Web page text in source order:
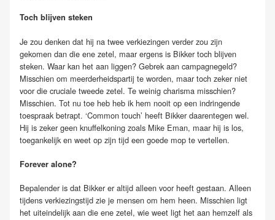
Toch blijven steken
Je zou denken dat hij na twee verkiezingen verder zou zijn
gekomen dan die ene zetel, maar ergens is Bikker toch blijven
steken. Waar kan het aan liggen? Gebrek aan campagnegeld?
Misschien om meerderheidspartij te worden, maar toch zeker niet
voor die cruciale tweede zetel. Te weinig charisma misschien?
Misschien. Tot nu toe heb heb ik hem nooit op een indringende
toespraak betrapt. ‘Common touch’ heeft Bikker daarentegen wel.
Hij is zeker geen knuffelkoning zoals Mike Eman, maar hij is los,
toegankelijk en weet op zijn tijd een goede mop te vertellen.
Forever alone?
Bepalender is dat Bikker er altijd alleen voor heeft gestaan. Alleen
tijdens verkiezingstijd zie je mensen om hem heen. Misschien ligt
het uiteindelijk aan die ene zetel, wie weet ligt het aan hemzelf als